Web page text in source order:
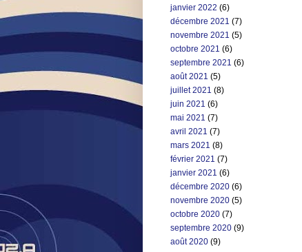
janvier 2022 (6)
décembre 2021 (7)
novembre 2021 (5)
octobre 2021 (6)
septembre 2021 (6)
août 2021 (5)
juillet 2021 (8)
juin 2021 (6)
mai 2021 (7)
avril 2021 (7)
mars 2021 (8)
février 2021 (7)
janvier 2021 (6)
décembre 2020 (6)
novembre 2020 (5)
octobre 2020 (7)
septembre 2020 (9)
août 2020 (9)